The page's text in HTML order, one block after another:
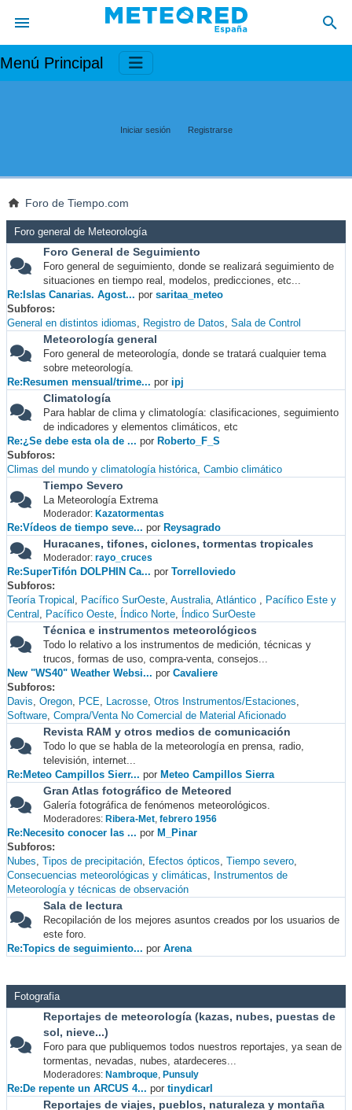
Menú Principal
Iniciar sesión Registrarse
Foro de Tiempo.com
Foro general de Meteorología
Foro General de Seguimiento
Foro general de seguimiento, donde se realizará seguimiento de
situaciones en tiempo real, modelos, predicciones, etc...
Re:Islas Canarias. Agost... por saritaa_meteo
Subforos
General en distintos idiomas
Registro de Datos Sala de Control
Meteorología general
Foro general de meteorología, donde se tratará cualquier tema
sobre meteorología.
Re:Resumen mensual/trime... por ipj
Climatología
Para hablar de clima y climatología: clasificaciones, seguimiento
de indicadores y elementos climáticos, etc
Re:¿Se debe esta ola de ... por Roberto_F_S
Subforos
Climas del mundo y climatología histórica Cambio climático
Tiempo Severo
La Meteorología Extrema
Moderador: Kazatormentas
Re:Vídeos de tiempo seve... por Reysagrado
Huracanes, tifones, ciclones, tormentas tropicales
Moderador: rayo_cruces
Re:SuperTifón DOLPHIN Ca... por Torrelloviedo
Subforos
Teoría Tropical
Pacífico SurOeste Australia Atlántico
Pacífico Este y
Central
Pacífico Oeste Índico Norte Índico SurOeste
Técnica e instrumentos meteorológicos
Todo lo relativo a los instrumentos de medición, técnicas y
trucos, formas de uso, compra-venta, consejos...
New "WS40" Weather Websi... por Cavaliere
Subforos
Davis Oregon PCE Lacrosse Otros Instrumentos/Estaciones
Software Compra/Venta No Comercial de Material Aficionado
Revista RAM y otros medios de comunicación
Todo lo que se habla de la meteorología en prensa, radio,
televisión, internet...
Re:Meteo Campillos Sierr... por Meteo Campillos Sierra
Gran Atlas fotográfico de Meteored
Galería fotográfica de fenómenos meteorológicos.
Moderadores: Ribera-Met, febrero 1956
Re:Necesito conocer las ... por M_Pinar
Subforos
Nubes Tipos de precipitación Efectos ópticos Tiempo severo
Consecuencias meteorológicas y climáticas
Instrumentos de
Meteorología y técnicas de observación
Sala de lectura
Recopilación de los mejores asuntos creados por los usuarios de
este foro.
Re:Topics de seguimiento... por Arena
Fotografia
Reportajes de meteorología (kazas, nubes, puestas de
sol, nieve...)
Foro para que publiquemos todos nuestros reportajes, ya sean de
tormentas, nevadas, nubes, atardeceres...
Moderadores: Nambroque, Punsuly
Re:De repente un ARCUS 4... por tinydicarl
Reportajes de viajes, pueblos, naturaleza y montaña